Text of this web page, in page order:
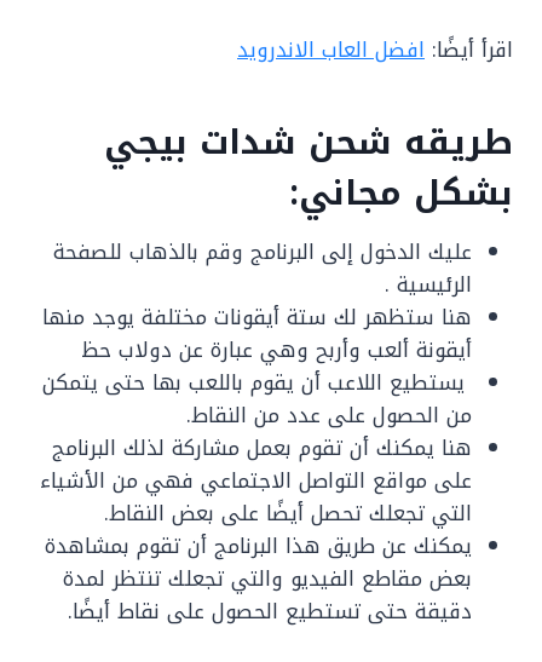
اقرأ أيضًا: افضل العاب الاندرويد
طريقه شحن شدات بيجي
بشكل مجاني:
عليك الدخول إلى البرنامج وقم بالذهاب للصفحة
الرئيسية .
هنا ستظهر لك ستة أيقونات مختلفة يوجد منها
أيقونة ألعب وأربح وهي عبارة عن دولاب حظ
يستطيع اللاعب أن يقوم باللعب بها حتى يتمكن
من الحصول على عدد من النقاط.
هنا يمكنك أن تقوم بعمل مشاركة لذلك البرنامج
على مواقع التواصل الاجتماعي فهي من الأشياء
التي تجعلك تحصل أيضًا على بعض النقاط.
يمكنك عن طريق هذا البرنامج أن تقوم بمشاهدة
بعض مقاطع الفيديو والتي تجعلك تنتظر لمدة
دقيقة حتى تستطيع الحصول على نقاط أيضًا.